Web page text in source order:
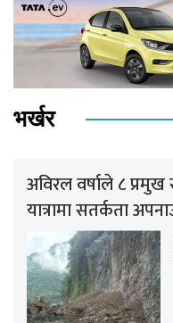
भर्खर
अविरल वर्षाले ८
यात्रामा सतर्कता